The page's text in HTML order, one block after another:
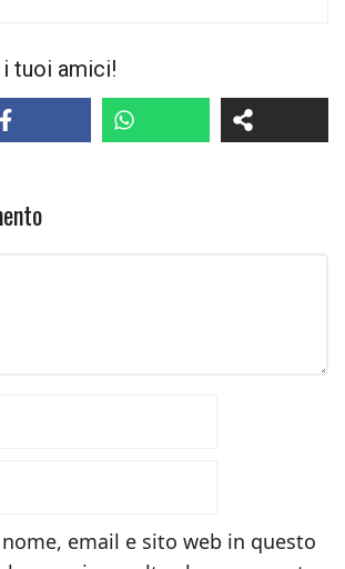
tuoi amici!
email e sito web in questo